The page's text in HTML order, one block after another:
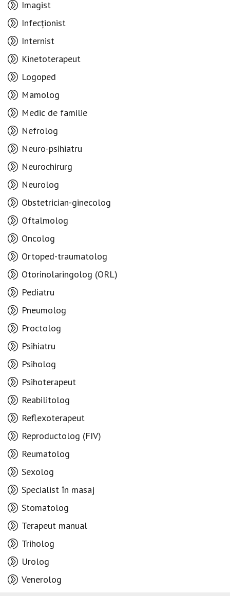
Imagist
Infecționist
Internist
Kinetoterapeut
Logoped
Mamolog
Medic de familie
Nefrolog
Neuro-psihiatru
Neurochirurg
Neurolog
Obstetrician-ginecolog
Oftalmolog
Oncolog
Ortoped-traumatolog
Otorinolaringolog (ORL)
Pediatru
Pneumolog
Proctolog
Psihiatru
Psiholog
Psihoterapeut
Reabilitolog
Reflexoterapeut
Reproductolog (FIV)
Reumatolog
Sexolog
Specialist în masaj
Stomatolog
Terapeut manual
Triholog
Urolog
Venerolog